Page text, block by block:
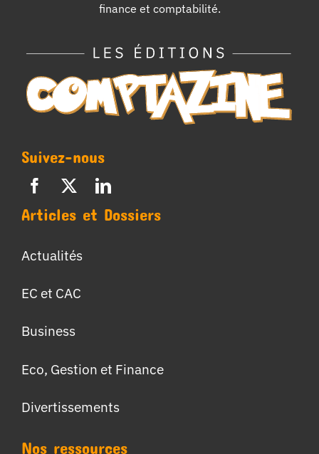
finance et comptabilité.
Suivez-nous
Articles et Dossiers
Actualités
EC et CAC
Business
Eco, Gestion et Finance
Divertissements
Nos ressources